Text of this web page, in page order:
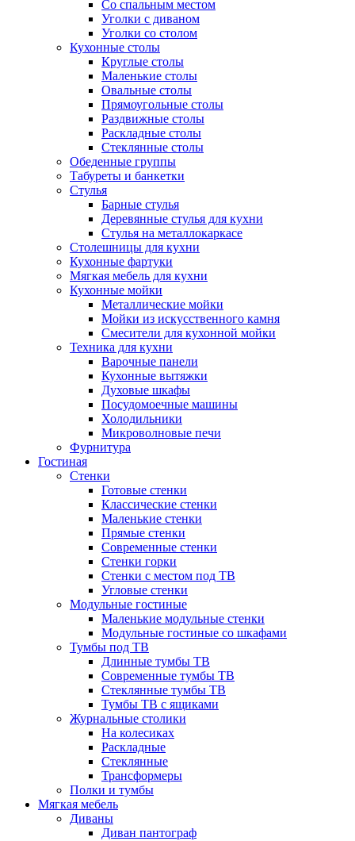
Со спальным местом
Уголки с диваном
Уголки со столом
Кухонные столы
Круглые столы
Маленькие столы
Овальные столы
Прямоугольные столы
Раздвижные столы
Раскладные столы
Стеклянные столы
Обеденные группы
Табуреты и банкетки
Стулья
Барные стулья
Деревянные стулья для кухни
Стулья на металлокаркасе
Столешницы для кухни
Кухонные фартуки
Мягкая мебель для кухни
Кухонные мойки
Металлические мойки
Мойки из искусственного камня
Смесители для кухонной мойки
Техника для кухни
Варочные панели
Кухонные вытяжки
Духовые шкафы
Посудомоечные машины
Холодильники
Микроволновые печи
Фурнитура
Гостиная
Стенки
Готовые стенки
Классические стенки
Маленькие стенки
Прямые стенки
Современные стенки
Стенки горки
Стенки с местом под ТВ
Угловые стенки
Модульные гостиные
Маленькие модульные стенки
Модульные гостиные со шкафами
Тумбы под ТВ
Длинные тумбы ТВ
Современные тумбы ТВ
Стеклянные тумбы ТВ
Тумбы ТВ с ящиками
Журнальные столики
На колесиках
Раскладные
Стеклянные
Трансформеры
Полки и тумбы
Мягкая мебель
Диваны
Диван пантограф